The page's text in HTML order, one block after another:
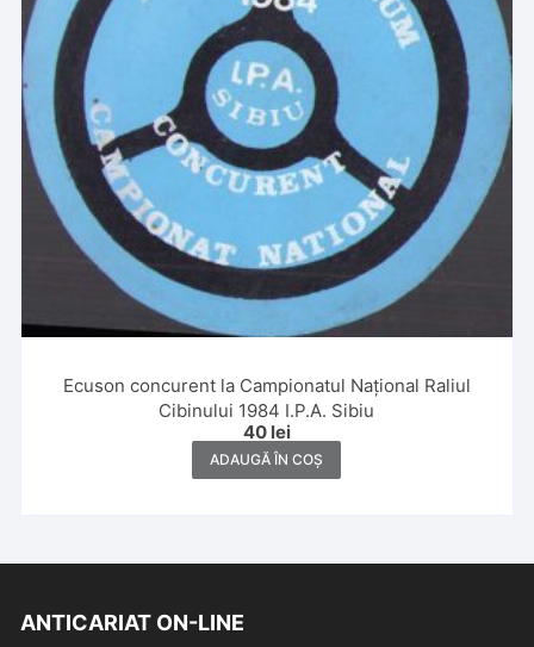
Ecuson concurent la Campionatul Național Raliul
Cibinului 1984 I.P.A. Sibiu
40 lei
ADAUGĂ ÎN COȘ
ANTICARIAT ON-LINE